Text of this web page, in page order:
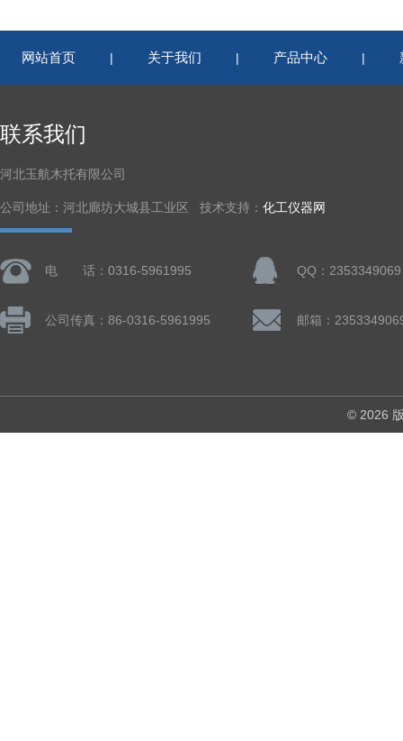
网站首页 | 关于我们 | 产品中心 |
联系我们
河北玉航木托有限公司
公司地址：河北廊坊大城县工业区 技术支持： 化工仪器网
电 话：0316-5961995 QQ：2353349069
公司传真：86-0316-5961995 邮箱：
© 2026